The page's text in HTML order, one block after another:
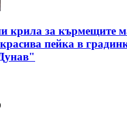
крила за кърмещите
пейка в